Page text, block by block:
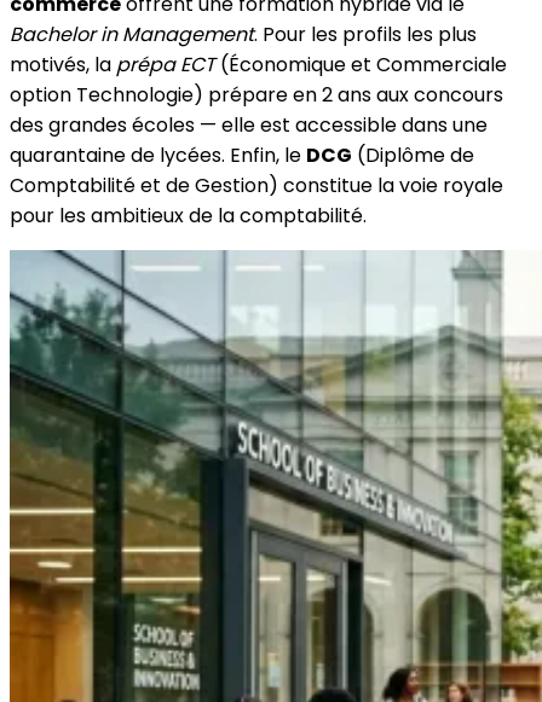
Bachelor in Management. Pour les profils les plus
motivés, la prépa ECT(Économique et Commerciale
option Technologie) prépare en 2 ans aux concours
des grandes écoles — elle est accessible dans une
quarantaine de lycées. Enfin, le DCG (Diplôme de
Comptabilité et de Gestion) constitue la voie royale
pour les ambitieux de la comptabilité.